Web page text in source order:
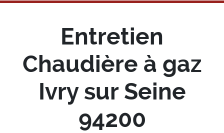
Entretien
Chaudière à gaz
Ivry sur Seine
94200